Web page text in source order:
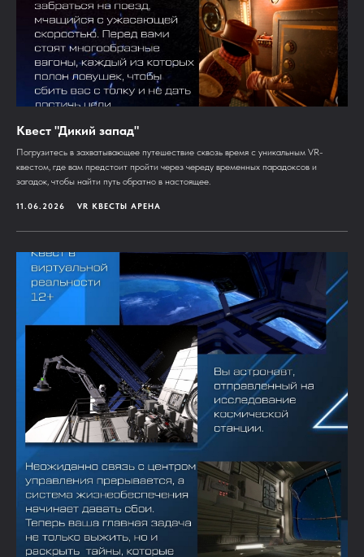
Квест "Дикий запад"
Погрузитесь в захватывающее путешествие сквозь время с уникальным VR-
квестом, где вам предстоит пройти через череду временных парадоксов и
загадок, чтобы найти путь обратно в настоящее.
11.06.2026 VR КВЕСТЫ АРЕНА